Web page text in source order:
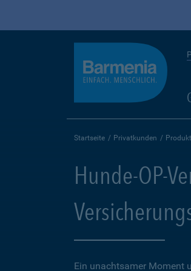
Startseite Privatkunden
Hunde-OP-
Ein unachtsamer Moment